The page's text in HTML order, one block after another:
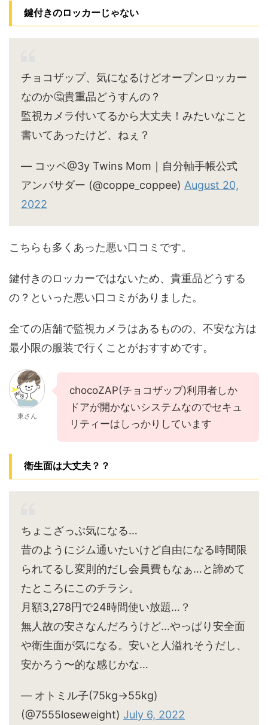
鍵付きのロッカーじゃない
チョコザップ、気になるけどオープンロッカー
なのか🤔貴重品どうすんの？
監視カメラ付いてるから大丈夫！みたいなこと
書いてあったけど、ねぇ？
— コッペ@3y Twins Mom｜自分軸手帳公式
アンバサダー (@coppe_coppee) August 20,
2022
こちらも多くあった悪い口コミです。
鍵付きのロッカーではないため、貴重品どうする
の？といった悪い口コミがありました。
全ての店舗で監視カメラはあるものの、不安な方は
最小限の服装で行くことがおすすめです。
東さん
chocoZAP(チョコザップ)利用者しか
ドアが開かないシステムなのでセキュ
リティーはしっかりしています
衛生面は大丈夫？？
ちょこざっぷ気になる…
昔のようにジム通いたいけど自由になる時間限
られてるし変則的だし会員費もなぁ…と諦めて
たところにこのチラシ。
月額3,278円で24時間使い放題…？
無人故の安さなんだろうけど…やっぱり安全面
や衛生面が気になる。安いと人溢れそうだし、
安かろう〜的な感じかな…
— オトミル子(75kg→55kg)
(@7555loseweight) July 6, 2022